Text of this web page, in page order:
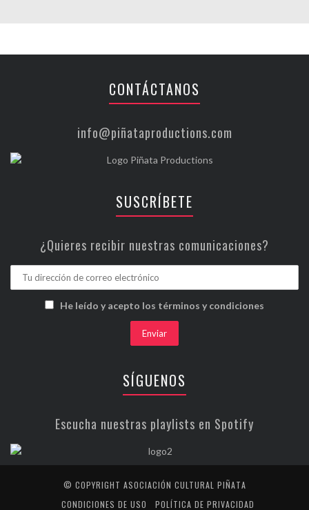
CONTÁCTANOS
info@piñataproductions.com
SUSCRÍBETE
¿Quieres recibir nuestras comunicaciones?
He leído y acepto los términos y condiciones
SÍGUENOS
Escucha nuestras playlists en Spotify
© COPYRIGHT ASOCIACIÓN CULTURAL PIÑATA
CONDICIONES DE USO
POLÍTICA DE PRIVACIDAD